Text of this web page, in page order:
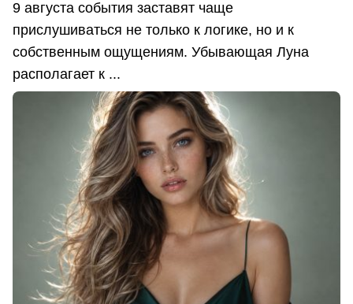
9 августа события заставят чаще
прислушиваться не только к логике, но и к
собственным ощущениям. Убывающая Луна
располагает к ...